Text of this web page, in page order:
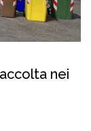
nei